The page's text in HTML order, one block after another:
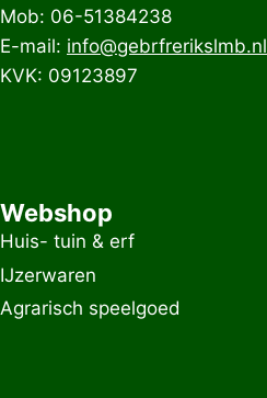
Mob: 06-51384238
E-mail: info@gebrfrerikslmb.nl
KVK: 09123897
Webshop
Huis- tuin & erf
IJzerwaren
Agrarisch speelgoed